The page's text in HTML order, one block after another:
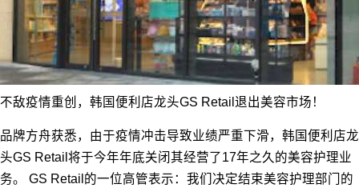
不敌疫情重创，韩国便利店龙头GS Retail退出美容市场！
品牌方舟获悉，由于疫情冲击导致业绩严重下滑，韩国便利店龙
头GS Retail将于今年年底关闭其经营了17年之久的美容护理业
务。 GS Retail的一位高管表示：我们决定结束美容护理部门的